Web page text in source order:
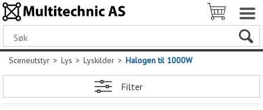
Sceneutstyr>Lys>Lyskilder>Halogen til 1000W
Filter